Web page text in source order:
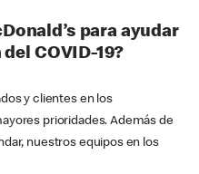
para ayudar
COVID-19?
y clientes en los
prioridades. Además de
nuestros equipos en los